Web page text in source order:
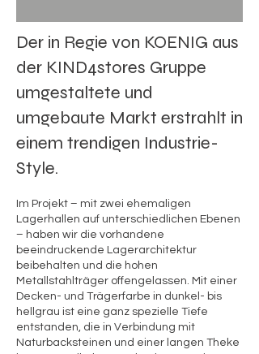
Der in Regie von KOENIG aus
der KIND4stores Gruppe
umgestaltete und
umgebaute Markt erstrahlt in
einem trendigen Industrie-
Style.
Im Projekt – mit zwei ehemaligen
Lagerhallen auf unterschiedlichen Ebenen
– haben wir die vorhandene
beeindruckende Lagerarchitektur
beibehalten und die hohen
Metallstahlträger offengelassen. Mit einer
Decken- und Trägerfarbe in dunkel- bis
hellgrau ist eine ganz spezielle Tiefe
entstanden, die in Verbindung mit
Naturbacksteinen und einer langen Theke